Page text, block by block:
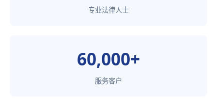
专业法律人士
60,000+
服务客户